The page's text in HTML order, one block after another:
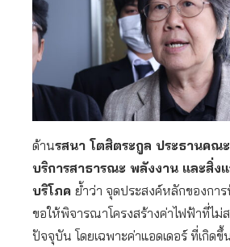
ด้านรสนา โตสิตระกูล ประธานคณ
บริการสาธารณะ พลังงาน และสิ่ง
บริโภค ย้ำว่า จุดประสงค์หลักของกา
ขอให้พิจารณาโครงสร้างค่าไฟฟ้าที่ไ
ปัจจุบัน โดยเฉพาะค่าแอดเดอร์ ที่เกิด